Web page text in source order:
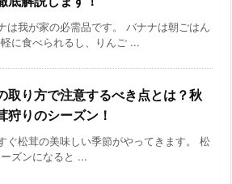
は我が家の必需品です。 バナナは朝ごはん
に食べられるし、りんご ...
取り方で注意するべき点とは？秋
狩りのシーズン！
ぐ松茸の美味しい季節がやってきます。 松
ズンになると ...